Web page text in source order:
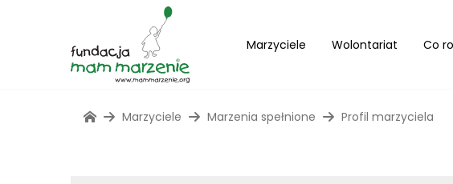
Marzyciele Wolontariat Co
Marzyciele Marzenia spełnione Profil marzyciela